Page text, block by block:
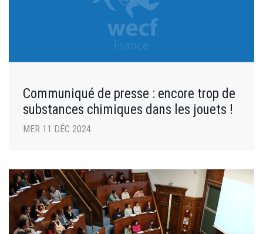
Communiqué de presse : encore trop de
substances chimiques dans les jouets !
MER 11 DÉC 2024